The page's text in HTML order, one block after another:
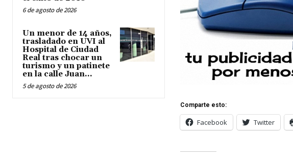
6 de agosto de 2026
Un menor de 14 años,
trasladado en UVI al
Hospital de Ciudad
Real tras chocar un
turismo y un patinete
en la calle Juan...
5 de agosto de 2026
Comparte esto:
Facebook Twitter